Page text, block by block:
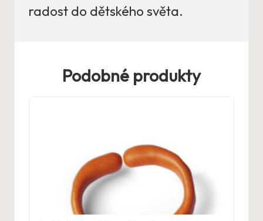
radost do dětského světa.
Podobné produkty